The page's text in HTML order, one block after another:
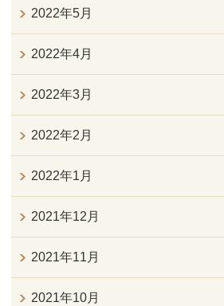
2022年5月
2022年4月
2022年3月
2022年2月
2022年1月
2021年12月
2021年11月
2021年10月